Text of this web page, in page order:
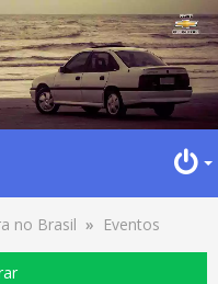
no Brasil » Eventos